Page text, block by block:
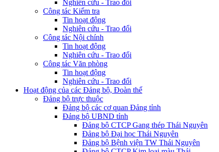
Nghiên cứu - Trao đổi
Công tác Kiểm tra
Tin hoạt động
Nghiên cứu - Trao đổi
Công tác Nội chính
Tin hoạt động
Nghiên cứu - Trao đổi
Công tác Văn phòng
Tin hoạt động
Nghiên cứu - Trao đổi
Hoạt động của các Đảng bộ, Đoàn thể
Đảng bộ trực thuộc
Đảng bộ các cơ quan Đảng tỉnh
Đảng bộ UBND tỉnh
Đảng bộ CTCP Gang thép Thái Nguyên
Đảng bộ Đại học Thái Nguyên
Đảng bộ Bệnh viện TW Thái Nguyên